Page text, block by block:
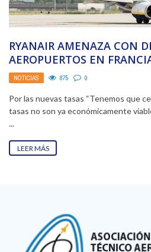
RYANAIR AMENAZA CON
AEROPUERTOS EN
NOTICIAS 875 0
Por las nuevas tasas “Tenemos que
tasas no son ya económicamente
...
LEER MÁS